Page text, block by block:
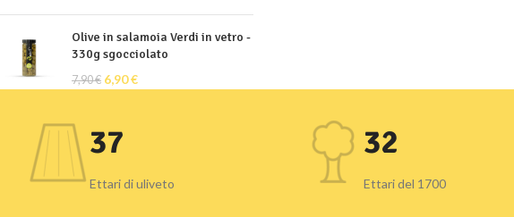
Olive in salamoia Verdi in vetro -
330g sgocciolato
7,90€ 6,90€
37
Ettari di uliveto
32
Ettari del 1700